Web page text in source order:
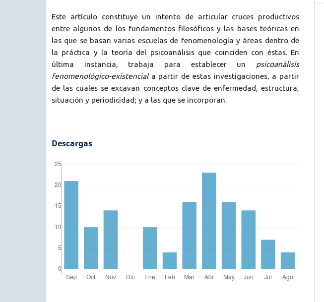
Este artículo constituye un intento de articular cruces productivos
entre algunos de los fundamentos filosóficos y las bases teóricas en
las que se basan varias escuelas de fenomenología y áreas dentro de
la práctica y la teoría del psicoanálisis que coinciden con éstas. En
última instancia, trabaja para establecer un psicoanálisis
fenomenológico-existenciala partir de estas investigaciones, a partir
de las cuales se excavan conceptos clave de enfermedad, estructura,
situación y periodicidad; y a las que se incorporan.
Descargas